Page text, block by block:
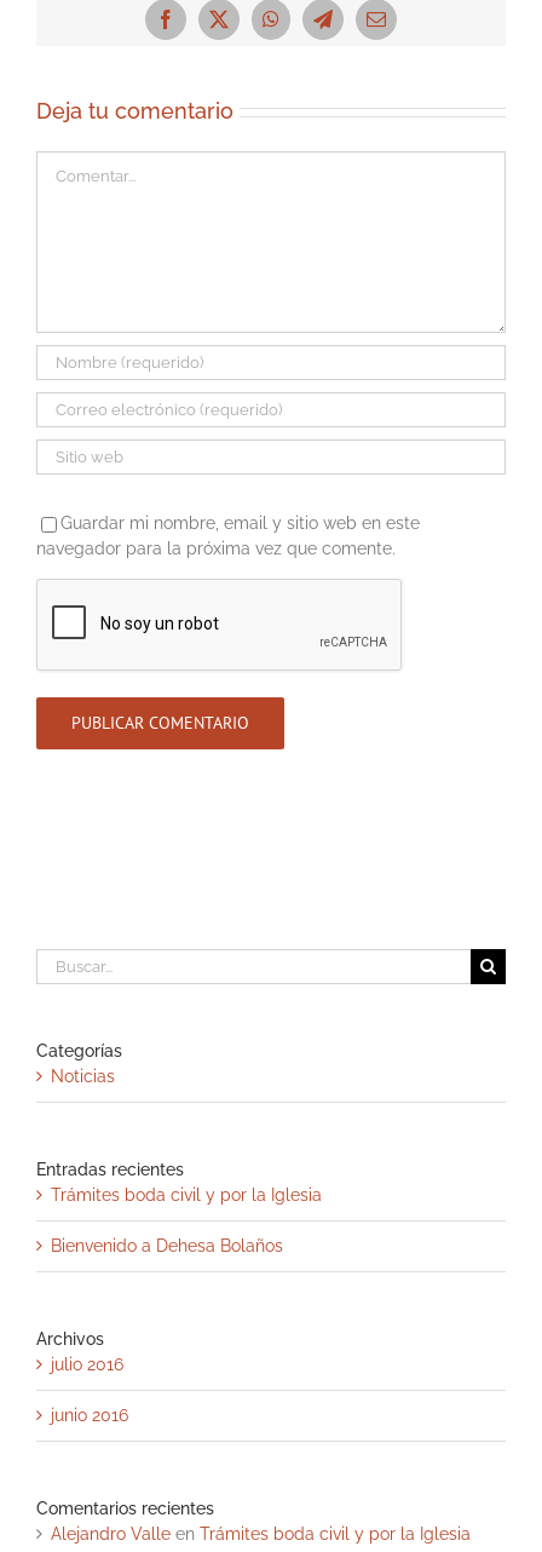
Facebook
X WhatsAppTelegramCorreo
Deja tu comentario
Guardar mi nombre, email y sitio web en este
navegador para la próxima vez que comente.
Buscar:
Categorías
Noticias
Entradas recientes
Trámites boda civil y por la Iglesia
Bienvenido a Dehesa Bolaños
Archivos
julio 2016
junio 2016
Comentarios recientes
Alejandro Valle en Trámites boda civil y por la Iglesia